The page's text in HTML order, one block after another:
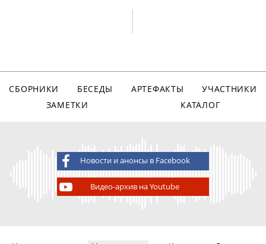
СБОРНИКИ БЕСЕДЫ АРТЕФАКТЫ
УЧАСТНИКИ
ЗАМЕТКИ
КАТАЛОГ
Новости и анонсы в Facebook
Видео-архив на Youtube